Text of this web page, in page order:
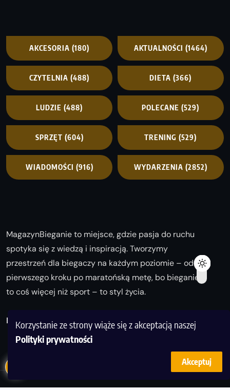
Korzystanie ze strony wiąże się z akceptacją naszej
Polityki prywatności
Akceptuj
AKCESORIA (180) AKTUALNOŚCI (1464)
CZYTELNIA (488) DIETA (366)
LUDZIE (488) POLECANE (529)
SPRZĘT (604) TRENING (529)
WIADOMOŚCI (916) WYDARZENIA (2852)
MagazynBieganie to miejsce, gdzie pasja do ruchu
spotyka się z wiedzą i inspiracją. Tworzymy
przestrzeń dla biegaczy na każdym poziomie – od
pierwszego kroku po maratońską metę, bo bieganie
to coś więcej niż sport – to styl życia.
Biegaj z nami i odkrywaj swoją najlepszą wersję!